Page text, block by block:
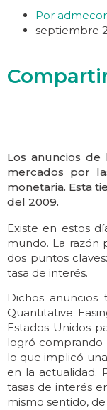
Por
septiembre
Los anuncios de
mercados por
monetaria. Esta
del 2009.
Existe en estos
mundo. La razón
dos puntos
tasa de interés.
Dichos
Quantitative
Estados Unidos
logró comprando
lo que implicó
en la actualidad.
tasas de interés
mismo sentido,